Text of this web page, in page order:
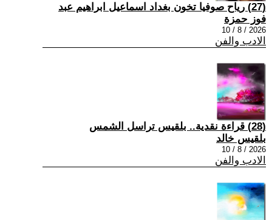
(27) رياح صوفيا تخون بغداد اسماعيل ابراهيم عبد
فوز حمزة
2026 / 8 / 10
الادب والفن
(28) قراءة نقدية.. بلقيس تراسل الشمس
بلقيس خالد
2026 / 8 / 10
الادب والفن